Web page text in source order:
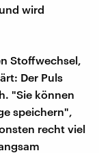
wird
Stoffwechsel,
Der Puls
"Sie können
speichern",
recht viel